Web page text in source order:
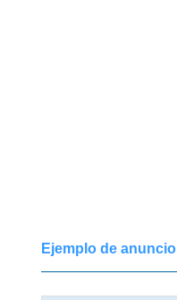
Ejemplo de anuncio